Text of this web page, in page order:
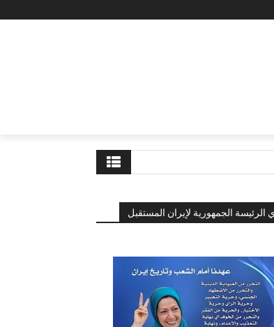
الجمهورية لإيران المستقبل